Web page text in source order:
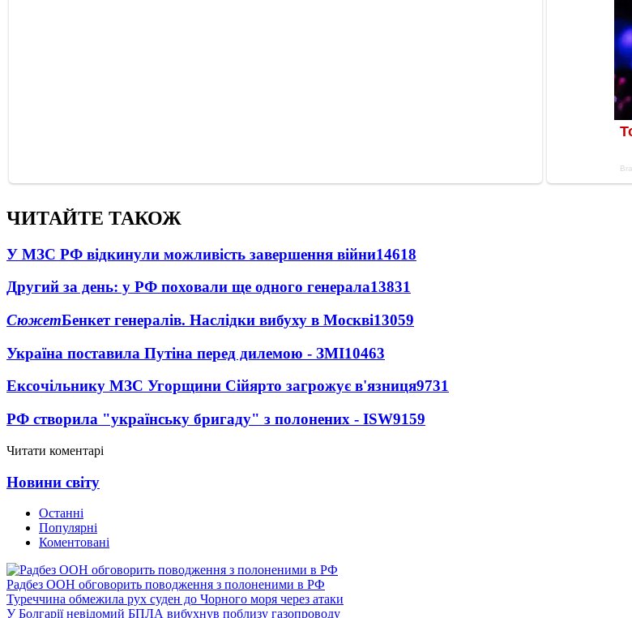
ЧИТАЙТЕ ТАКОЖ
У МЗС РФ відкинули можливість завершення війни14618
Другий за день: у РФ поховали ще одного генерала13831
СюжетБенкет генералів. Наслідки вибуху в Москві13059
Україна поставила Путіна перед дилемою - ЗМІ10463
Ексочільнику МЗС Угорщини Сійярто загрожує в'язниця9731
РФ створила "українську бригаду" з полонених - ISW9159
Читати коментарі
Новини світу
Останні
Популярні
Коментовані
Радбез ООН обговорить поводження з полоненими в РФ
Туреччина обмежила рух суден до Чорного моря через атаки
У Болгарії невідомий БПЛА вибухнув поблизу газопроводу